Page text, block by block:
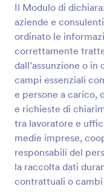
Il Modulo di
aziende e
ordinato le
correttamente
dall’assunzione o
campi essenziali
e persone a carico,
e richieste di
tra lavoratore e
medie imprese,
responsabili del
la raccolta dati
contrattuali o